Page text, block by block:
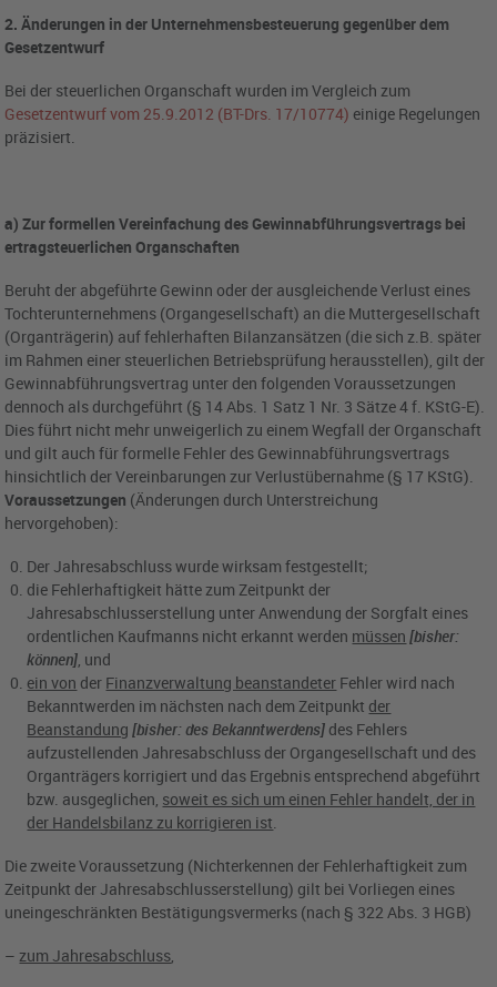
2. Änderungen in der Unternehmensbesteuerung gegenüber dem
Gesetzentwurf
Bei der steuerlichen Organschaft wurden im Vergleich zum
Gesetzentwurf vom 25.9.2012 (BT-Drs. 17/10774) einige Regelungen
präzisiert.
a) Zur formellen Vereinfachung des Gewinnabführungsvertrags bei
ertragsteuerlichen Organschaften
Beruht der abgeführte Gewinn oder der ausgleichende Verlust eines
Tochterunternehmens (Organgesellschaft) an die Muttergesellschaft
(Organträgerin) auf fehlerhaften Bilanzansätzen (die sich z.B. später
im Rahmen einer steuerlichen Betriebsprüfung herausstellen), gilt der
Gewinnabführungsvertrag unter den folgenden Voraussetzungen
dennoch als durchgeführt (§ 14 Abs. 1 Satz 1 Nr. 3 Sätze 4 f. KStG-E).
Dies führt nicht mehr unweigerlich zu einem Wegfall der Organschaft
und gilt auch für formelle Fehler des Gewinnabführungsvertrags
hinsichtlich der Vereinbarungen zur Verlustübernahme (§ 17 KStG).
Voraussetzungen (Änderungen durch Unterstreichung
hervorgehoben):
Der Jahresabschluss wurde wirksam festgestellt;
die Fehlerhaftigkeit hätte zum Zeitpunkt der
Jahresabschlusserstellung unter Anwendung der Sorgfalt eines
ordentlichen Kaufmanns nicht erkannt werden müssen [bisher:
können], und
ein von der Finanzverwaltung beanstandeter Fehler wird nach
Bekanntwerden im nächsten nach dem Zeitpunkt der
Beanstandung [bisher: des Bekanntwerdens] des Fehlers
aufzustellenden Jahresabschluss der Organgesellschaft und des
Organträgers korrigiert und das Ergebnis entsprechend abgeführt
bzw. ausgeglichen, soweit es sich um einen Fehler handelt, der in
der Handelsbilanz zu korrigieren ist.
Die zweite Voraussetzung (Nichterkennen der Fehlerhaftigkeit zum
Zeitpunkt der Jahresabschlusserstellung) gilt bei Vorliegen eines
uneingeschränkten Bestätigungsvermerks (nach § 322 Abs. 3 HGB)
–zum Jahresabschluss,